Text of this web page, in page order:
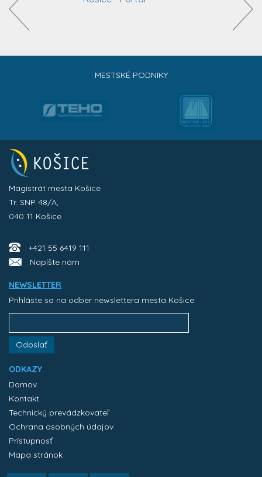
MESTSKÉ PODNIKY
Magistrát mesta Košice
Tr. SNP 48/A,
040 11 Košice
+421 55 6419 111
Napíšte nám
NEWSLETTER
Prihláste sa na odber newslettera mesta Košice:
Odoslať
ODKAZY
Domov
Kontakt
Technický prevádzkovateľ
Ochrana osobných údajov
Prístupnosť
Mapa stránok